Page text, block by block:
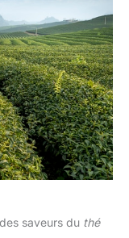
saveurs du thé